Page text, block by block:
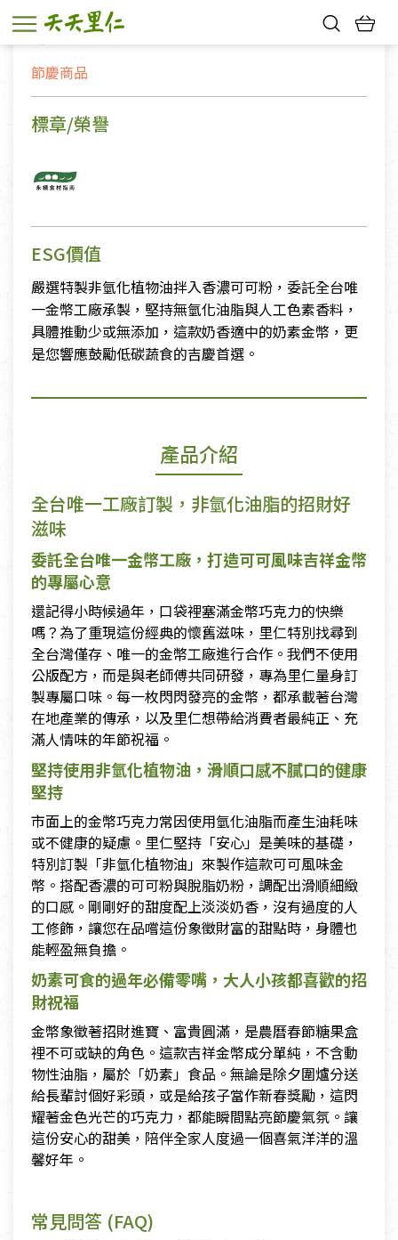
60件成箱出貨
節慶商品
標章/榮譽
ESG價值
嚴選特製非氫化植物油拌入香濃可可粉，委託全台唯
一金幣工廠承製，堅持無氫化油脂與人工色素香料，
具體推動少或無添加，這款奶香適中的奶素金幣，更
是您響應鼓勵低碳蔬食的吉慶首選。
產品介紹
全台唯一工廠訂製，非氫化油脂的招財好
滋味
委託全台唯一金幣工廠，打造可可風味吉祥金幣
的專屬心意
還記得小時候過年，口袋裡塞滿金幣巧克力的快樂
嗎？為了重現這份經典的懷舊滋味，里仁特別找尋到
全台灣僅存、唯一的金幣工廠進行合作。我們不使用
公版配方，而是與老師傅共同研發，專為里仁量身訂
製專屬口味。每一枚閃閃發亮的金幣，都承載著台灣
在地產業的傳承，以及里仁想帶給消費者最純正、充
滿人情味的年節祝福。
堅持使用非氫化植物油，滑順口感不膩口的健康
堅持
市面上的金幣巧克力常因使用氫化油脂而產生油耗味
或不健康的疑慮。里仁堅持「安心」是美味的基礎，
特別訂製「非氫化植物油」來製作這款可可風味金
幣。搭配香濃的可可粉與脫脂奶粉，調配出滑順細緻
的口感。剛剛好的甜度配上淡淡奶香，沒有過度的人
工修飾，讓您在品嚐這份象徵財富的甜點時，身體也
能輕盈無負擔。
奶素可食的過年必備零嘴，大人小孩都喜歡的招
財祝福
金幣象徵著招財進寶、富貴圓滿，是農曆春節糖果盒
裡不可或缺的角色。這款吉祥金幣成分單純，不含動
物性油脂，屬於「奶素」食品。無論是除夕圍爐分送
給長輩討個好彩頭，或是給孩子當作新春獎勵，這閃
耀著金色光芒的巧克力，都能瞬間點亮節慶氣氛。讓
這份安心的甜美，陪伴全家人度過一個喜氣洋洋的溫
馨好年。
常見問答 (FAQ)